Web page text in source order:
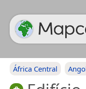
África Central